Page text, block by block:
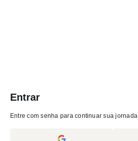
Entrar
Entre com senha para continuar sua jornada